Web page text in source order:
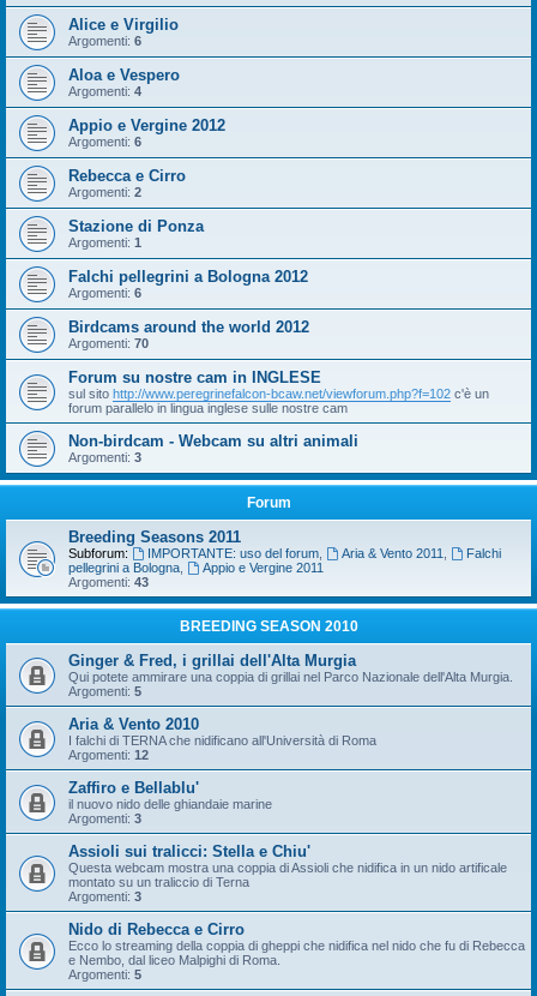
Alice e Virgilio
Argomenti: 6
Aloa e Vespero
Argomenti: 4
Appio e Vergine 2012
Argomenti: 6
Rebecca e Cirro
Argomenti: 2
Stazione di Ponza
Argomenti: 1
Falchi pellegrini a Bologna 2012
Argomenti: 6
Birdcams around the world 2012
Argomenti: 70
Forum su nostre cam in INGLESE
sul sito http://www.peregrinefalcon-bcaw.net/viewforum.php?f=102 c'è un
forum parallelo in lingua inglese sulle nostre cam
Non-birdcam - Webcam su altri animali
Argomenti: 3
Forum
Breeding Seasons 2011
Subforum: IMPORTANTE: uso del forum, Aria & Vento 2011
Falchi
pellegrini a Bologna
Appio e Vergine 2011
Argomenti: 43
BREEDING SEASON 2010
Ginger & Fred, i grillai dell'Alta Murgia
Qui potete ammirare una coppia di grillai nel Parco Nazionale dell'Alta Murgia.
Argomenti: 5
Aria & Vento 2010
I falchi di TERNA che nidificano all'Università di Roma
Argomenti: 12
Zaffiro e Bellablu'
il nuovo nido delle ghiandaie marine
Argomenti: 3
Assioli sui tralicci: Stella e Chiu'
Questa webcam mostra una coppia di Assioli che nidifica in un nido artificale
montato su un traliccio di Terna
Argomenti: 3
Nido di Rebecca e Cirro
Ecco lo streaming della coppia di gheppi che nidifica nel nido che fu di Rebecca
e Nembo, dal liceo Malpighi di Roma.
Argomenti: 5